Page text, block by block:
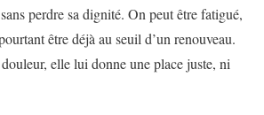
perdre sa dignité. On peut être fatigué,
être déjà au seuil d’un renouveau.
elle lui donne une place juste, ni